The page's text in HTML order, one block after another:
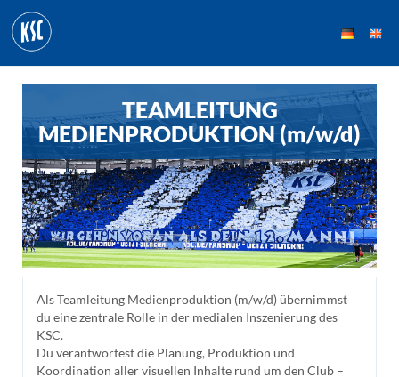
TEAMLEITUNG
MEDIENPRODUKTION (m/w/d)
Als Teamleitung Medienproduktion (m/w/d) übernimmst
du eine zentrale Rolle in der medialen Inszenierung des
KSC.
Du verantwortest die Planung, Produktion und
Koordination aller visuellen Inhalte rund um den Club –